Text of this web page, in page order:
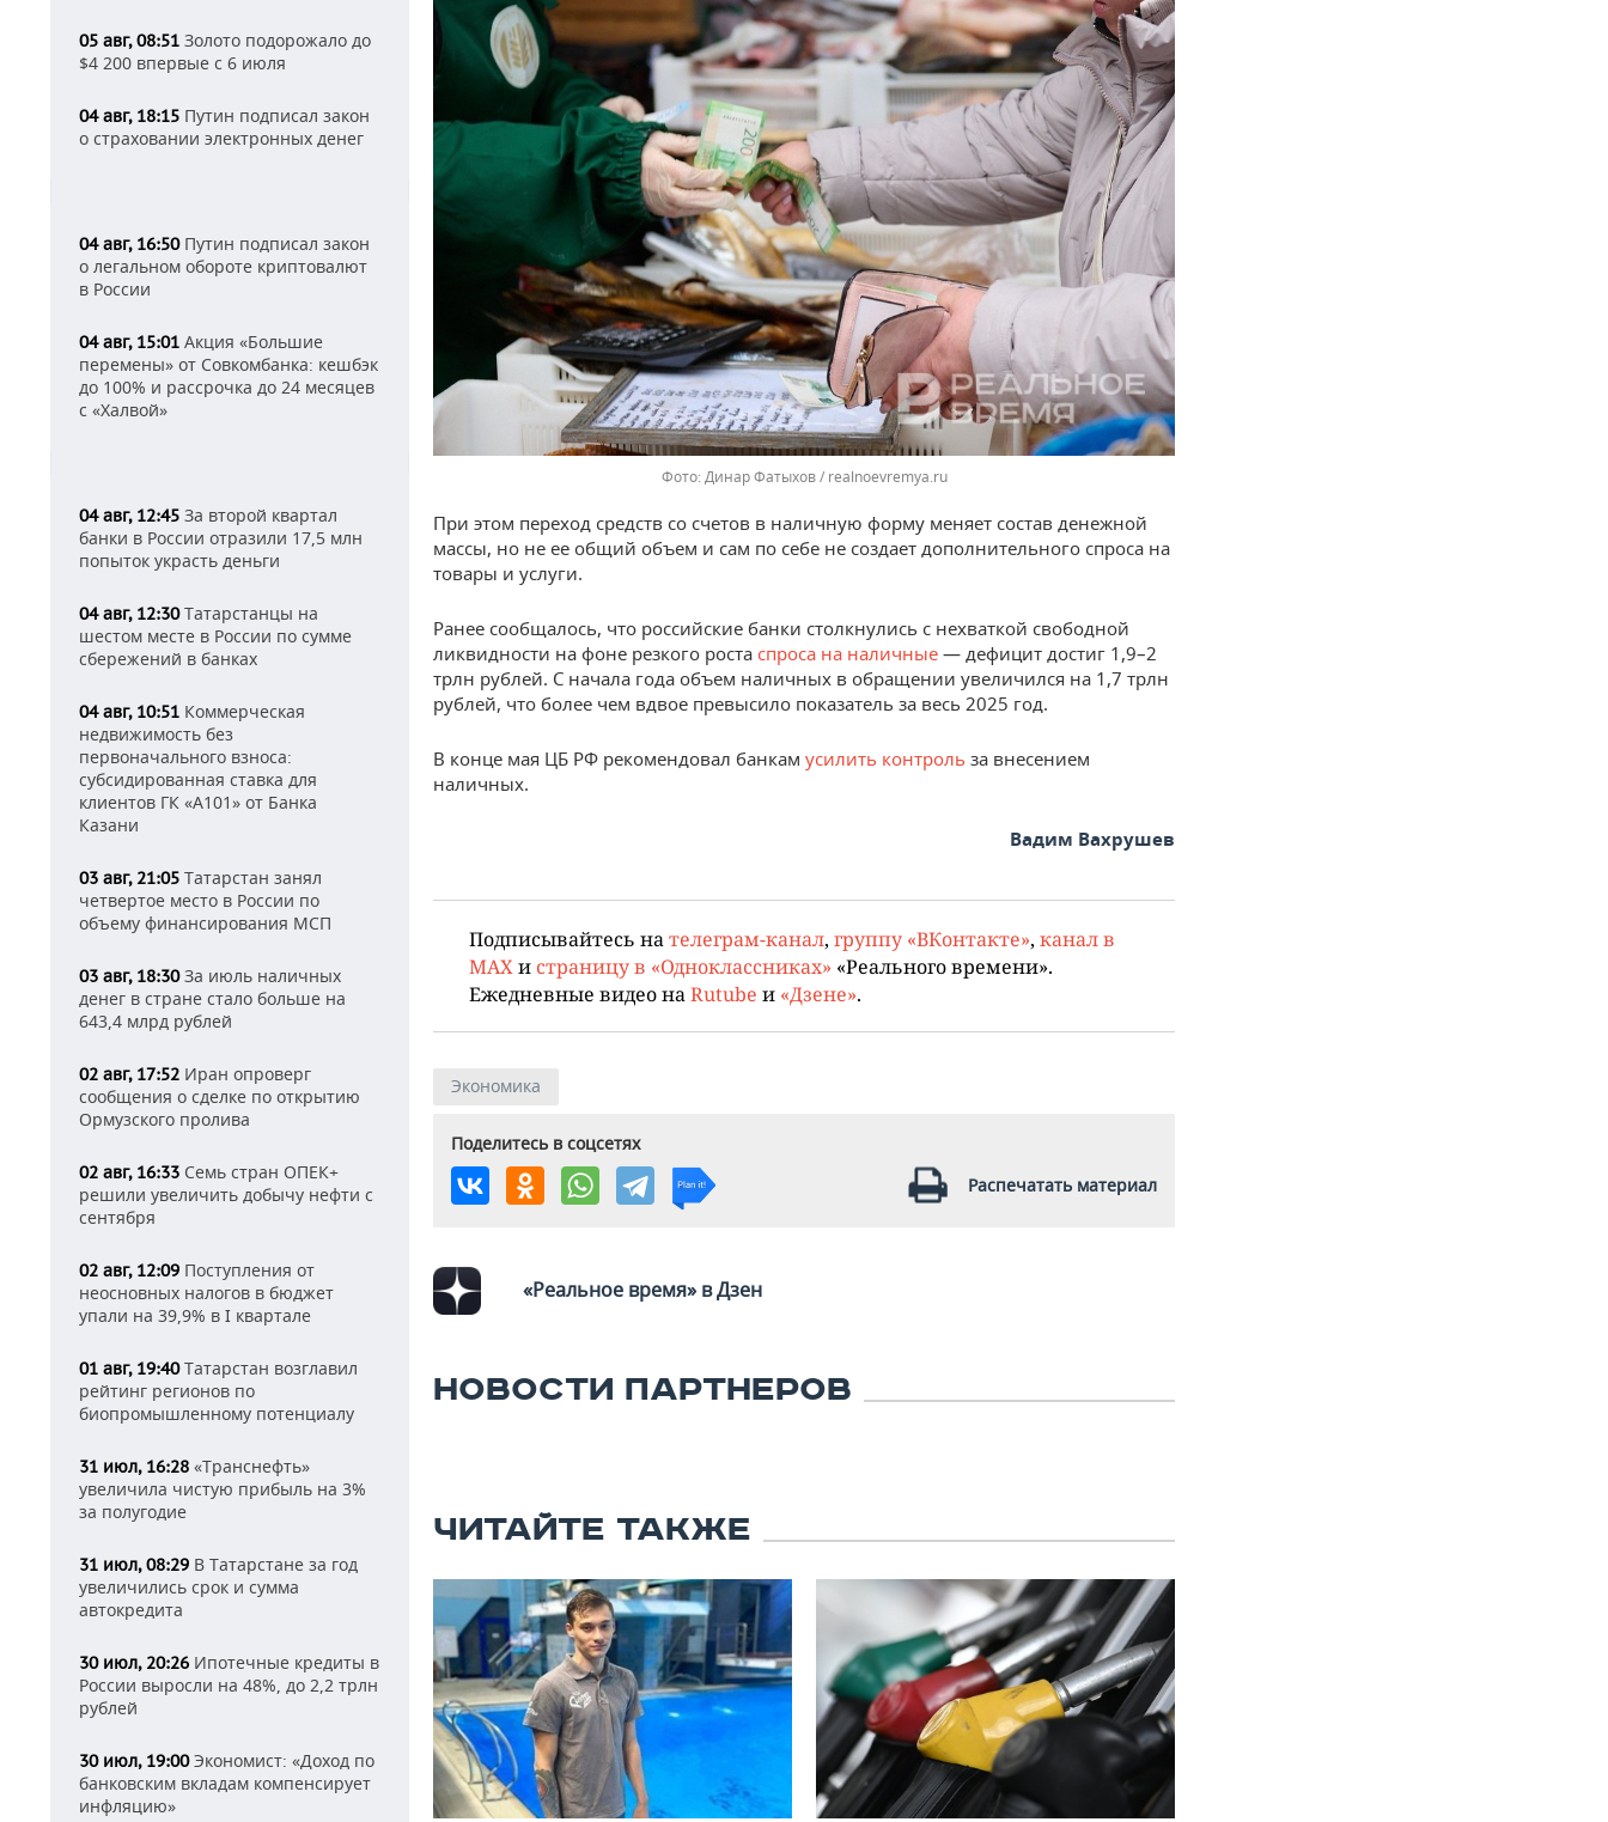
05 авг, 08:51 Золото подорожало до
$4 200 впервые с 6 июля
04 авг, 18:15 Путин подписал закон
о страховании электронных денег
04 авг, 16:50Путин подписал закон
о легальном обороте криптовалют
в России
04 авг, 15:01 Акция «Большие
перемены» от Совкомбанка: кешбэк
до 100% и рассрочка до 24 месяцев
с «Халвой»
04 авг, 12:45 За второй квартал
банки в России отразили 17,5 млн
попыток украсть деньги
04 авг, 12:30Татарстанцы на
шестом месте в России по сумме
сбережений в банках
04 авг, 10:51 Коммерческая
недвижимость без
первоначального взноса:
субсидированная ставка для
клиентов ГК «А101» от Банка
Казани
03 авг, 21:05 Татарстан занял
четвертое место в России по
объему финансирования МСП
03 авг, 18:30За июль наличных
денег в стране стало больше на
643,4 млрд рублей
02 авг, 17:52 Иран опроверг
сообщения о сделке по открытию
Ормузского пролива
02 авг, 16:33 Семь стран ОПЕК+
решили увеличить добычу нефти с
сентября
02 авг, 12:09 Поступления от
неосновных налогов в бюджет
упали на 39,9% в I квартале
01 авг, 19:40Татарстан возглавил
рейтинг регионов по
биопромышленному потенциалу
31 июл, 16:28 «Транснефть»
увеличила чистую прибыль на 3%
за полугодие
31 июл, 08:29 В Татарстане за год
увеличились срок и сумма
автокредита
30 июл, 20:26 Ипотечные кредиты в
России выросли на 48%, до 2,2 трлн
рублей
30 июл, 19:00Экономист: «Доход по
банковским вкладам компенсирует
инфляцию»
Динар Фатыхов / realnoevremya.ru
При этом переход средств со счетов в наличную форму меняет состав денежной
массы, но не ее общий объем и сам по себе не создает дополнительного спроса на
товары и услуги.
Ранее сообщалось, что российские банки столкнулись с нехваткой свободной
ликвидности на фоне резкого роста спроса на наличные — дефицит достиг 1,9–2
трлн рублей. С начала года объем наличных в обращении увеличился на 1,7 трлн
рублей, что более чем вдвое превысило показатель за весь 2025 год.
В конце мая ЦБ РФ рекомендовал банкам усилить контроль за внесением
наличных.
Вадим Вахрушев
Подписывайтесь на телеграм-канал, группу «ВКонтакте», канал в
MAX и страницу в «Одноклассниках» «Реального времени».
Ежедневные видео на Rutube и «Дзене».
Экономика
Поделитесь в соцсетях
Распечатать материал
«Реальное время» в Дзен
НОВОСТИ ПАРТНЕРОВ
ЧИТАЙТЕ ТАКЖЕ